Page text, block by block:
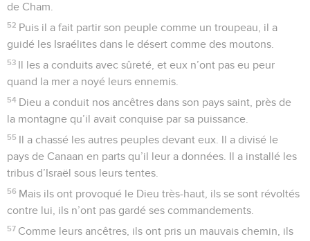
de Cham.
52 Puis il a fait partir son peuple comme un troupeau, il a
guidé les Israélites dans le désert comme des moutons.
53 Il les a conduits avec sûreté, et eux n’ont pas eu peur
quand la mer a noyé leurs ennemis.
54 Dieu a conduit nos ancêtres dans son pays saint, près de
la montagne qu’il avait conquise par sa puissance.
55 Il a chassé les autres peuples devant eux. Il a divisé le
pays de Canaan en parts qu’il leur a données. Il a installé les
tribus d’Israël sous leurs tentes.
56 Mais ils ont provoqué le Dieu très-haut, ils se sont révoltés
contre lui, ils n’ont pas gardé ses commandements.
57 Comme leurs ancêtres, ils ont pris un mauvais chemin, ils